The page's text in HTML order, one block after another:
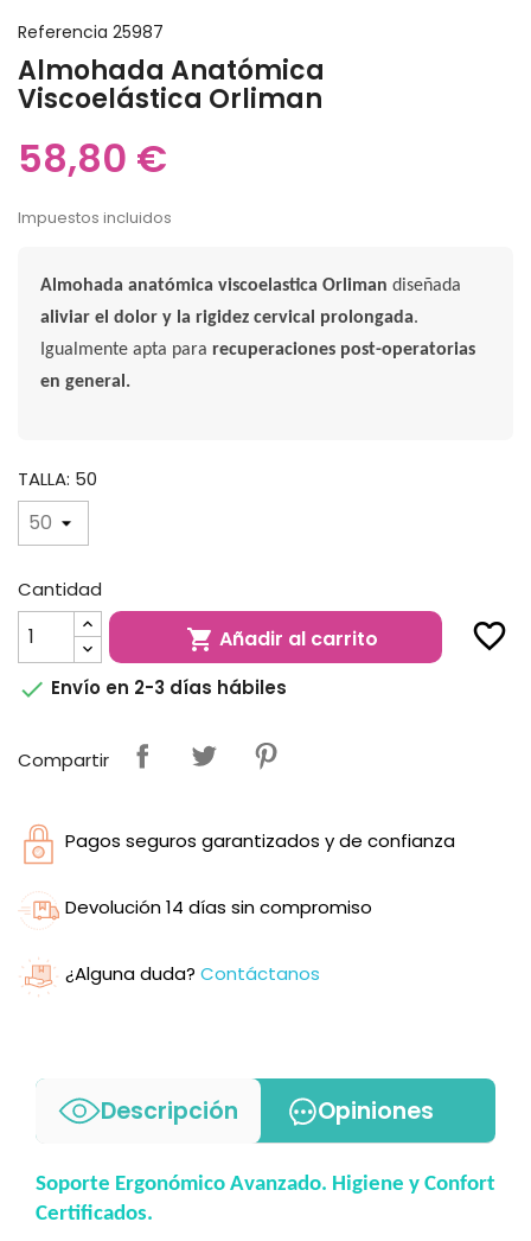
Referencia 25987
Almohada Anatómica
Viscoelástica Orliman
58,80 €
Impuestos incluidos
Almohada anatómica viscoelastica Orliman diseñada
aliviar el dolor y la rigidez cervical prolongada.
Igualmente apta pararecuperaciones post-operatorias
en general.
TALLA: 50
Cantidad
 Añadir al carrito favorite_border
 Envío en 2-3 días hábiles
Compartir
Pagos seguros garantizados y de confianza
Devolución 14 días sin compromiso
¿Alguna duda? Contáctanos
Descripción Opiniones
Soporte Ergonómico Avanzado. Higiene y Confort
Certificados.